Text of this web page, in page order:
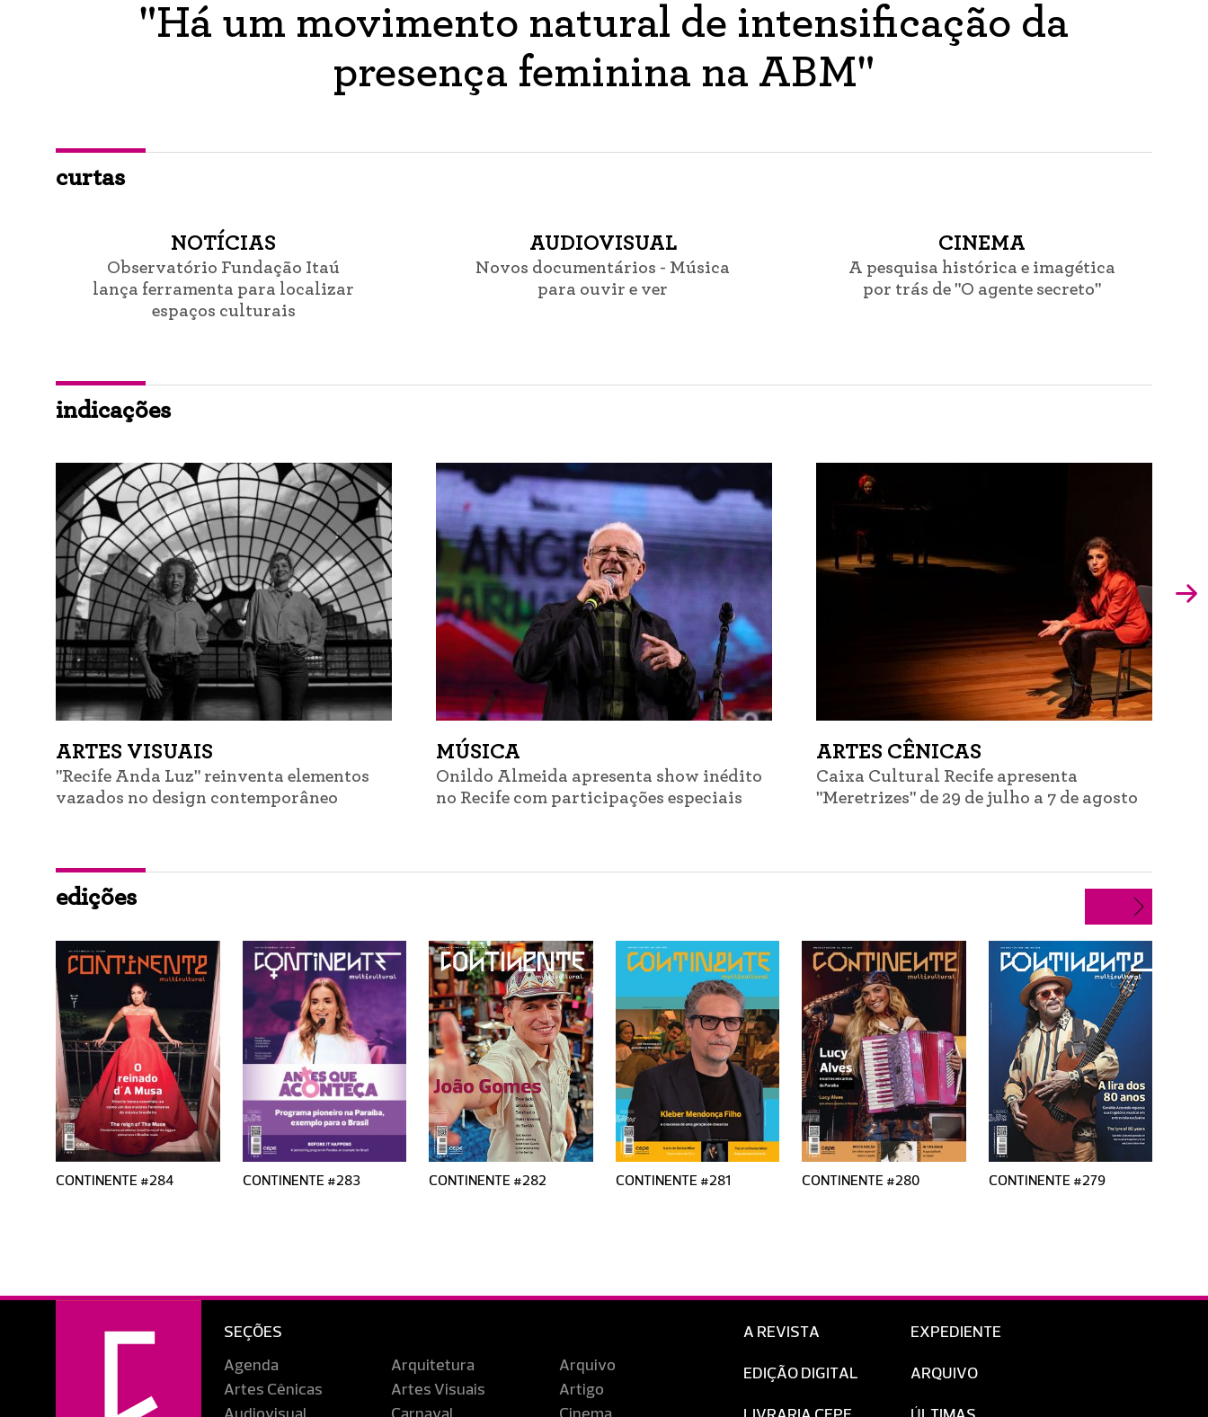
"Há um movimento natural de intensificação da
presença feminina na ABM"
curtas
NOTÍCIAS
Observatório Fundação Itaú
lança ferramenta para localizar
espaços culturais
AUDIOVISUAL
Novos documentários - Música
para ouvir e ver
CINEMA
A pesquisa histórica e imagética
por trás de "O agente secreto"
indicações
ARTES VISUAIS
"Recife Anda Luz" reinventa elementos
vazados no design contemporâneo
MÚSICA
Onildo Almeida apresenta show inédito
no Recife com participações especiais
ARTES CÊNICAS
Caixa Cultural Recife apresenta
"Meretrizes" de 29 de julho a 7 de agosto
edições
CONTINENTE #284 CONTINENTE #283 CONTINENTE #282 CONTINENTE #281 CONTINENTE #280 CONTINENTE #279
SEÇÕES
Agenda Arquitetura
Arquivo
Artes Cênicas
Artes Visuais
Artigo
A REVISTA
EDIÇÃO DIGITAL
EXPEDIENTE
ARQUIVO